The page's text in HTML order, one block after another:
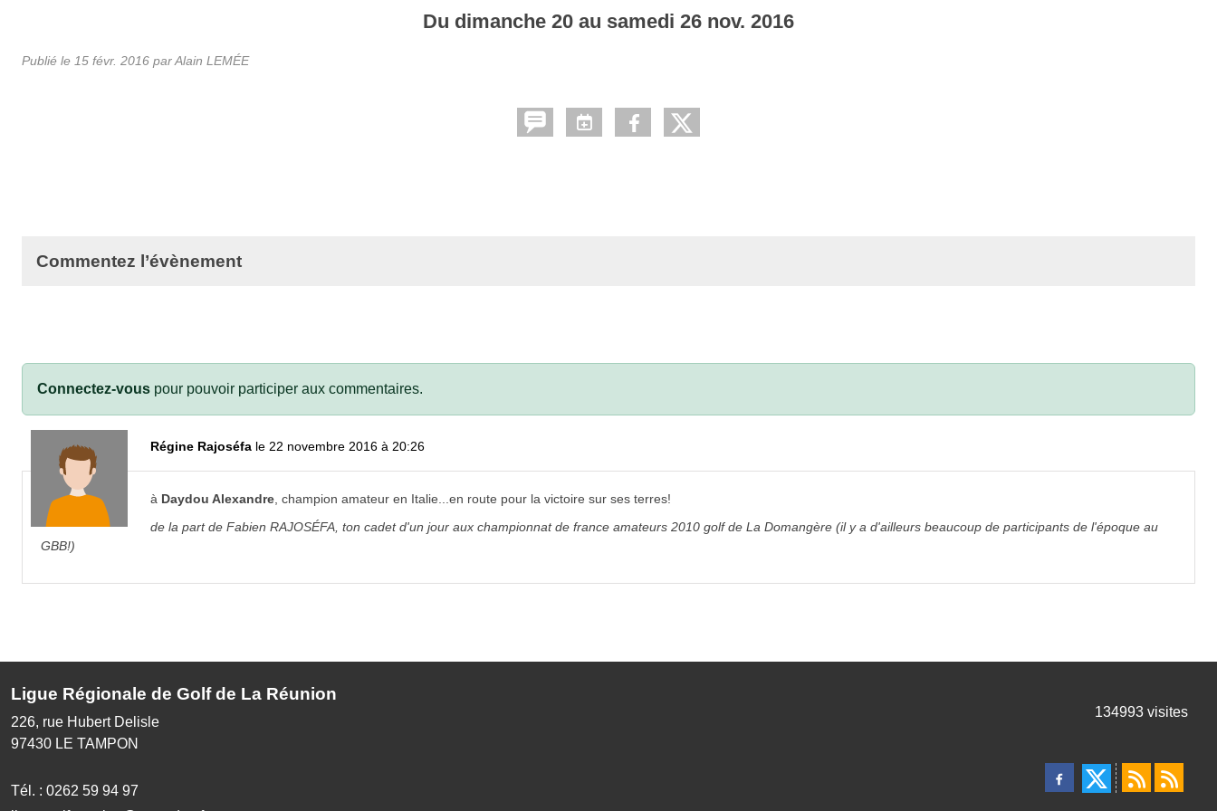
Du dimanche 20 au samedi 26 nov. 2016
Publié le 15 févr. 2016 parAlain LEMÉE
Commentez l’évènement
Connectez-vous pour pouvoir participer aux commentaires.
Régine Rajoséfa le 22 novembre 2016 à 20:26
à Daydou Alexandre , champion amateur en Italie...en route pour la victoire sur ses terres!
de la part de Fabien RAJOSÉFA, ton cadet d'un jour aux championnat de france amateurs 2010 golf de La Domangère (il y a d'ailleurs beaucoup de participants de l'époque au
GBB!)
Ligue Régionale de Golf de La Réunion
226, rue Hubert Delisle
97430 LE TAMPON
Tél. : 0262 59 94 97
134993 visites